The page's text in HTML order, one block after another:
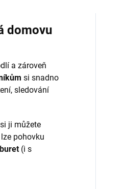
domovu
a zároveň
si snadno
sledování
ji můžete
pohovku
(i s